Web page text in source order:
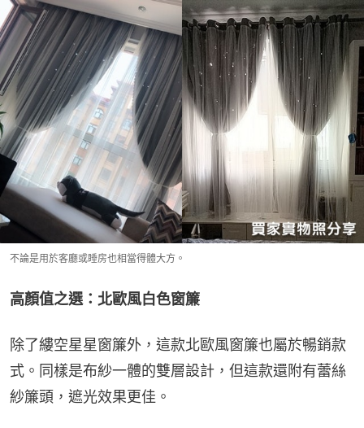
不論是用於客廳或睡房也相當得體大方。
高顏值之選：北歐風白色窗簾
除了縷空星星窗簾外，這款北歐風窗簾也屬於暢銷款
式。同樣是布紗一體的雙層設計，但這款還附有蕾絲
紗簾頭，遮光效果更佳。